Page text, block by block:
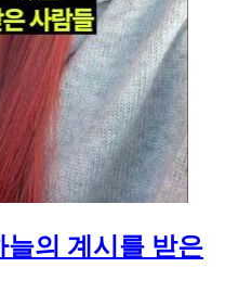
늘의 계시를 받은